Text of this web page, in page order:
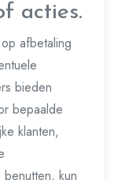
acties.
afbetaling
bieden
bepaalde
klanten,
kun